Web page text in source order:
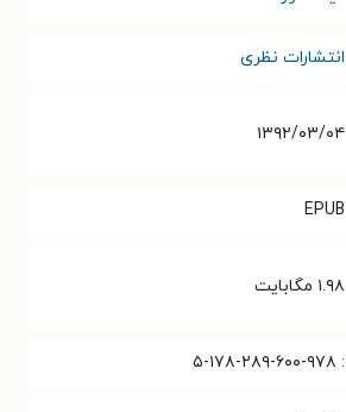
انتشارات نظری
۱۳۹۲/۰۳/۰۴
EPUB
۱.۹۸ مگابایت
: ۵-۱۷۸-۲۸۹-۶۰۰-۹۷۸